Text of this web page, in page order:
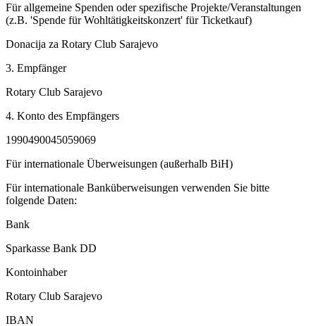
Für allgemeine Spenden oder spezifische Projekte/Veranstaltungen
(z.B. 'Spende für Wohltätigkeitskonzert' für Ticketkauf)
Donacija za Rotary Club Sarajevo
3. Empfänger
Rotary Club Sarajevo
4. Konto des Empfängers
1990490045059069
Für internationale Überweisungen (außerhalb BiH)
Für internationale Banküberweisungen verwenden Sie bitte
folgende Daten:
Bank
Sparkasse Bank DD
Kontoinhaber
Rotary Club Sarajevo
IBAN